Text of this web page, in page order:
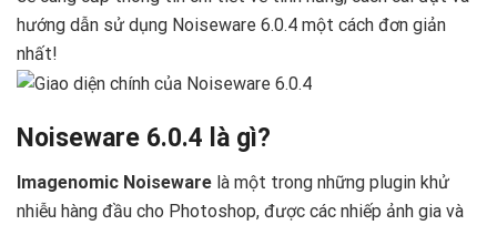
hướng dẫn sử dụng Noiseware 6.0.4 một cách đơn giản
nhất!
Noiseware 6.0.4 là gì?
Imagenomic Noiseware là một trong những plugin khử
nhiễu hàng đầu cho Photoshop, được các nhiếp ảnh gia và